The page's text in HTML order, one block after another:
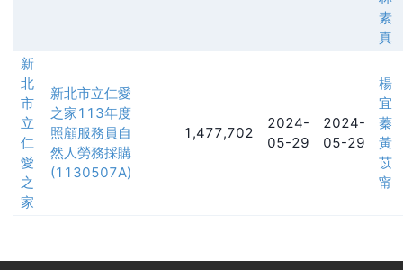
素
真
新
北
市
立
仁
愛
之
家
新北市立仁愛
之家113年度
照顧服務員自
然人勞務採購
(1130507A)
1,477,702
2024-
05-29
2024-
05-29
楊
宜
蓁
黃
苡
甯